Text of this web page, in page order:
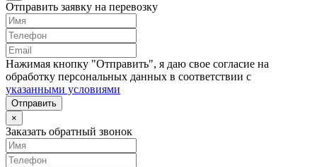
Отправить заявку на перевозку
Нажимая кнопку "Отправить", я даю свое согласие на
обработку персональных данных в соответствии с
указанными условиями
Отправить
×
Заказать обратный звонок